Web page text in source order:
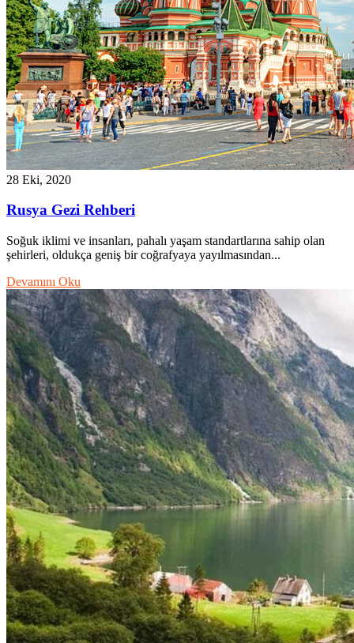
28 Eki, 2020
Rusya Gezi Rehberi
Soğuk iklimi ve insanları, pahalı yaşam standartlarına sahip olan
şehirleri, oldukça geniş bir coğrafyaya yayılmasından...
Devamını Oku